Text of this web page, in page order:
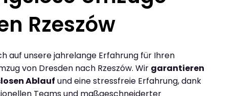
Rzeszów
auf unsere jahrelange Erfahrung für Ihren
von Dresden nach Rzeszów. Wir garantieren
Ablauf und eine stressfreie Erfahrung, dank
Teams und maßgeschneiderter